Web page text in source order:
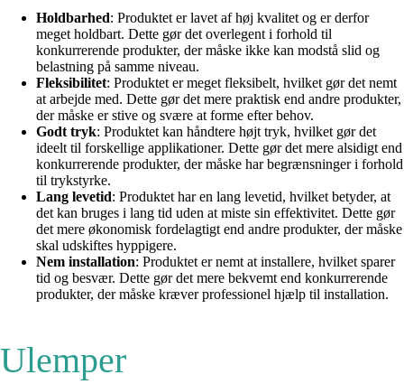
Holdbarhed: Produktet er lavet af høj kvalitet og er derfor
meget holdbart. Dette gør det overlegent i forhold til
konkurrerende produkter, der måske ikke kan modstå slid og
belastning på samme niveau.
Fleksibilitet: Produktet er meget fleksibelt, hvilket gør det nemt
at arbejde med. Dette gør det mere praktisk end andre produkter,
der måske er stive og svære at forme efter behov.
Godt tryk: Produktet kan håndtere højt tryk, hvilket gør det
ideelt til forskellige applikationer. Dette gør det mere alsidigt end
konkurrerende produkter, der måske har begrænsninger i forhold
til trykstyrke.
Lang levetid: Produktet har en lang levetid, hvilket betyder, at
det kan bruges i lang tid uden at miste sin effektivitet. Dette gør
det mere økonomisk fordelagtigt end andre produkter, der måske
skal udskiftes hyppigere.
Nem installation: Produktet er nemt at installere, hvilket sparer
tid og besvær. Dette gør det mere bekvemt end konkurrerende
produkter, der måske kræver professionel hjælp til installation.
Ulemper